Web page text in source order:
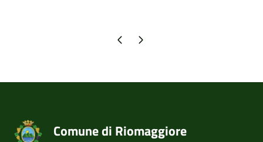
Pagina precedente
Pagina successiva
Comune di Riomaggiore